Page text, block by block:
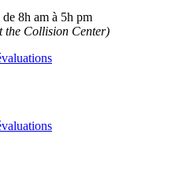
8h am à 5h pm
the Collision Center)